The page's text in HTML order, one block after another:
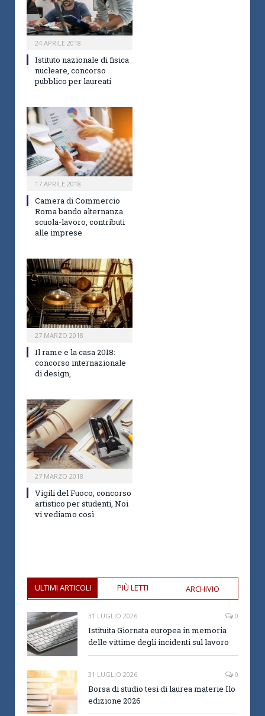
24 APRILE 2018
Istituto nazionale di fisica
nucleare, concorso
pubblico per laureati
17 APRILE 2018
Camera di Commercio
Roma bando alternanza
scuola-lavoro, contributi
alle imprese
27 MARZO 2018
Il rame e la casa 2018:
concorso internazionale
di design,
27 MARZO 2018
Vigili del Fuoco, concorso
artistico per studenti, Noi
vi vediamo così
ULTIMI ARTICOLI PIÙ LETTI ARCHIVIO
31 LUGLIO 2026 0
Istituita Giornata europea in memoria
delle vittime degli incidenti sul lavoro
31 LUGLIO 2026 0
Borsa di studio tesi di laurea materie Ilo
edizione 2026